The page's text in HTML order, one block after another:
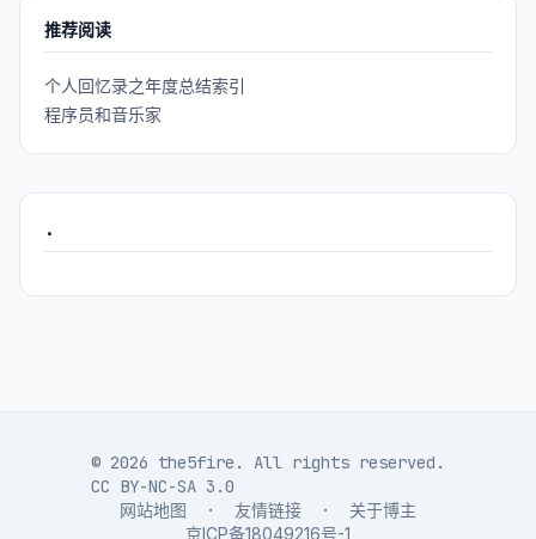
推荐阅读
个人回忆录之年度总结索引
程序员和音乐家
.
© 2026 the5fire. All rights reserved.
CC BY-NC-SA 3.0
网站地图 · 友情链接 · 关于博主
京ICP备18049216号-1